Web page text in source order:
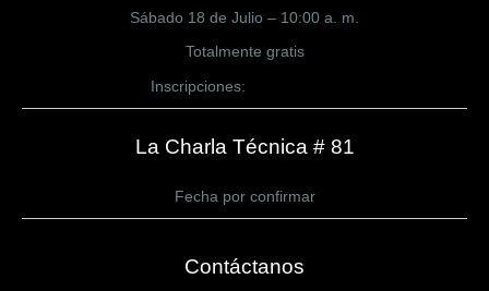
Sábado 18 de Julio – 10:00 a. m.
Totalmente gratis
Inscripciones:
La Charla Técnica # 81
Fecha por confirmar
Contáctanos